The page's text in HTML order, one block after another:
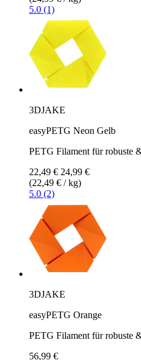
5.0 (1)
3DJAKE
easyPETG Neon Gelb
PETG Filament für robuste
22,49 € 24,99 €
(22,49 € / kg)
5.0 (2)
3DJAKE
easyPETG Orange
PETG Filament für robuste
56,99 €